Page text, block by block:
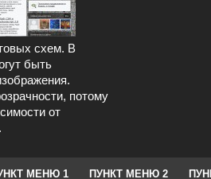
схем. В
быть
потому
от
МЕНЮ 1 ПУНКТ МЕНЮ 2